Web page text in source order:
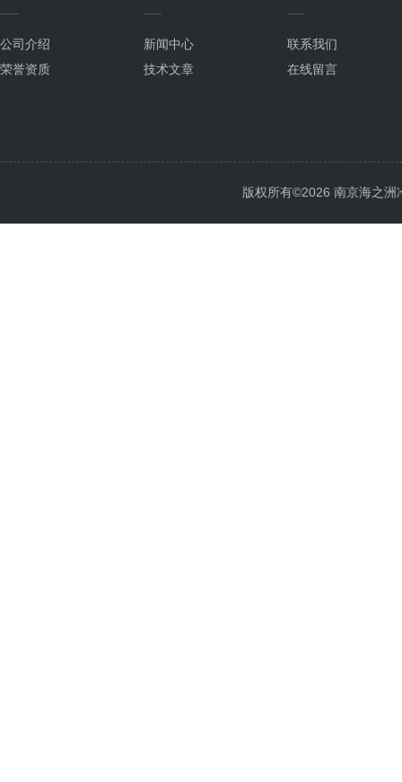
公司介绍
荣誉资质
新闻中心
技术文章
联系我们
在线留言
版权所有©2026 南京海之